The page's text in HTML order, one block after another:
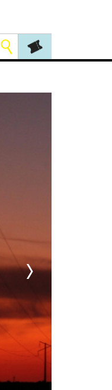
Outils
>